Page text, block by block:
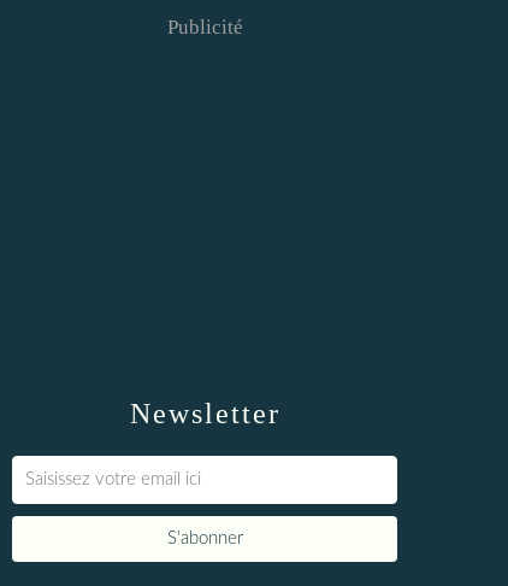
Newsletter
Publicité